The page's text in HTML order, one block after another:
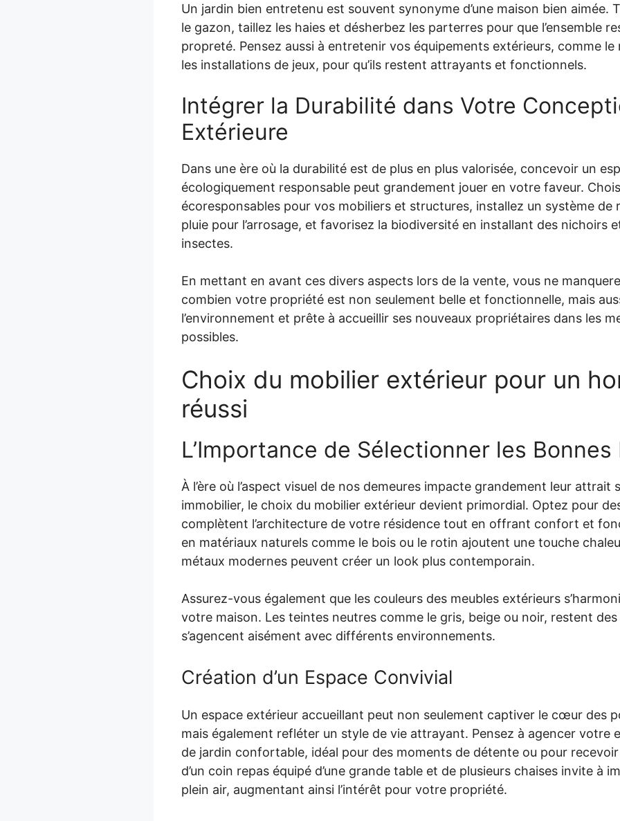
Un jardin bien entretenu est souvent synonyme d’une maison bien aimée.
le gazon, taillez les haies et désherbez les parterres pour que l’ensemble
propreté. Pensez aussi à entretenir vos équipements extérieurs, comme
les installations de jeux, pour qu’ils restent attrayants et fonctionnels.
Intégrer la Durabilité dans Votre
Extérieure
Dans une ère où la durabilité est de plus en plus valorisée, concevoir un
écologiquement responsable peut grandement jouer en votre faveur.
écoresponsables pour vos mobiliers et structures, installez un système de
pluie pour l’arrosage, et favorisez la biodiversité en installant des nichoirs
insectes.
En mettant en avant ces divers aspects lors de la vente, vous ne
combien votre propriété est non seulement belle et fonctionnelle, mais
l’environnement et prête à accueillir ses nouveaux propriétaires dans les
possibles.
Choix du mobilier extérieur pour un
réussi
L’Importance de Sélectionner les Bonnes
À l’ère où l’aspect visuel de nos demeures impacte grandement leur attrait
immobilier, le choix du mobilier extérieur devient primordial. Optez pour
complètent l’architecture de votre résidence tout en offrant confort et
en matériaux naturels comme le bois ou le rotin ajoutent une touche
métaux modernes peuvent créer un look plus contemporain.
Assurez-vous également que les couleurs des meubles extérieurs
votre maison. Les teintes neutres comme le gris, beige ou noir, restent des
s’agencent aisément avec différents environnements.
Création d’un Espace Convivial
Un espace extérieur accueillant peut non seulement captiver le cœur des
mais également refléter un style de vie attrayant. Pensez à agencer votre
de jardin confortable, idéal pour des moments de détente ou pour recevoir
d’un coin repas équipé d’une grande table et de plusieurs chaises invite à
plein air, augmentant ainsi l’intérêt pour votre propriété.